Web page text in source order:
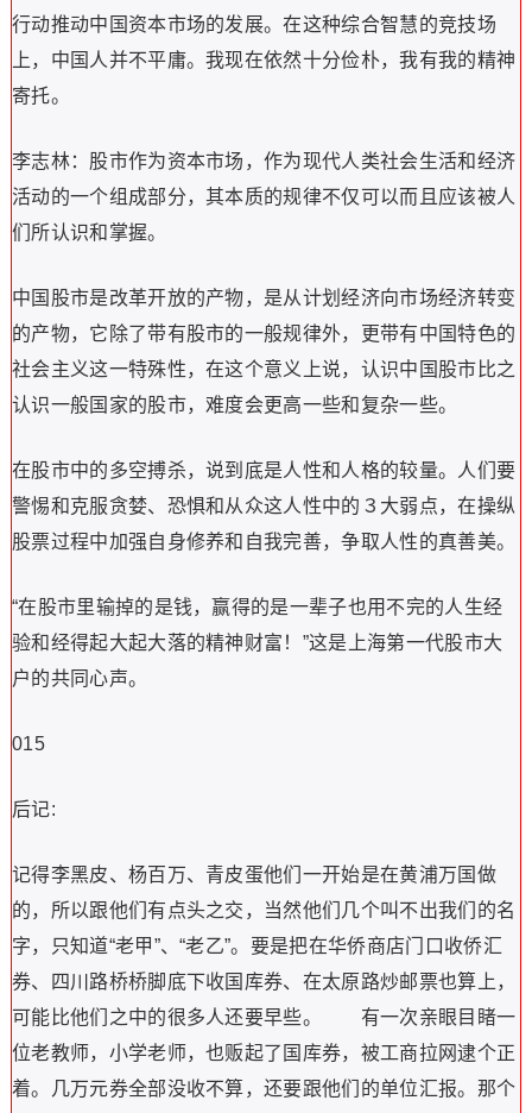
行动推动中国资本市场的发展。在这种综合智慧的竞技场
上，中国人并不平庸。我现在依然十分俭朴，我有我的精神
寄托。
李志林：股市作为资本市场，作为现代人类社会生活和经济
活动的一个组成部分，其本质的规律不仅可以而且应该被人
们所认识和掌握。
中国股市是改革开放的产物，是从计划经济向市场经济转变
的产物，它除了带有股市的一般规律外，更带有中国特色的
社会主义这一特殊性，在这个意义上说，认识中国股市比之
认识一般国家的股市，难度会更高一些和复杂一些。
在股市中的多空搏杀，说到底是人性和人格的较量。人们要
警惕和克服贪婪、恐惧和从众这人性中的３大弱点，在操纵
股票过程中加强自身修养和自我完善，争取人性的真善美。
“在股市里输掉的是钱，赢得的是一辈子也用不完的人生经
验和经得起大起大落的精神财富！”这是上海第一代股市大
户的共同心声。
015
后记:
记得李黑皮、杨百万、青皮蛋他们一开始是在黄浦万国做
的，所以跟他们有点头之交，当然他们几个叫不出我们的名
字，只知道“老甲”、“老乙”。要是把在华侨商店门口收侨汇
券、四川路桥桥脚底下收国库券、在太原路炒邮票也算上，
可能比他们之中的很多人还要早些。 有一次亲眼目睹一
位老教师，小学老师，也贩起了国库券，被工商拉网逮个正
着。几万元券全部没收不算，还要跟他们的单位汇报。那个